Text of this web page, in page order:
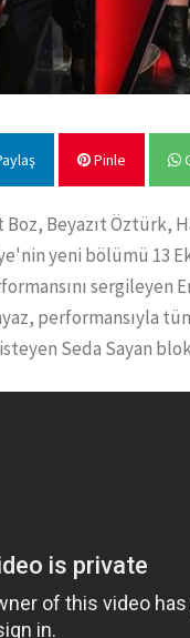
Pinle
Beyazıt Öztürk,
yeni bölümü 13
sergileyen
performansıyla
Seda Sayan